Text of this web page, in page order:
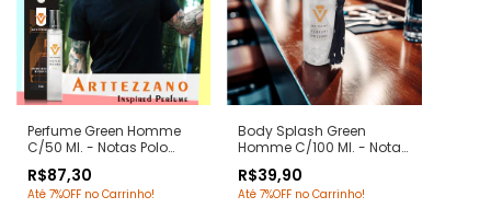
Perfume Green Homme
C/50 Ml. - Notas Polo
Contratipos Premium -
Arte 1 Perfumes
R$87,30
Até 7%OFF no Carrinho!
Body Splash Green
Homme C/100 Ml. - Notas
Deo Colônia Desodorante
Corporal - Arte 1 Perfumes
R$39,90
Até 7%OFF no Carrinho!